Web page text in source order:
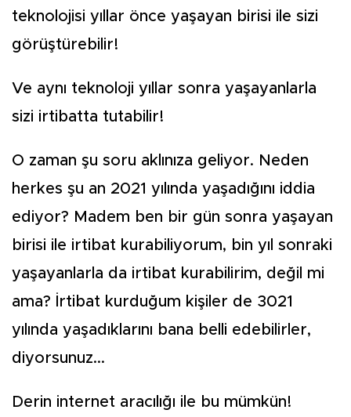
teknolojisi yıllar önce yaşayan birisi ile sizi
görüştürebilir!
Ve aynı teknoloji yıllar sonra yaşayanlarla
sizi irtibatta tutabilir!
O zaman şu soru aklınıza geliyor. Neden
herkes şu an 2021 yılında yaşadığını iddia
ediyor? Madem ben bir gün sonra yaşayan
birisi ile irtibat kurabiliyorum, bin yıl sonraki
yaşayanlarla da irtibat kurabilirim, değil mi
ama? İrtibat kurduğum kişiler de 3021
yılında yaşadıklarını bana belli edebilirler,
diyorsunuz...
Derin internet aracılığı ile bu mümkün!